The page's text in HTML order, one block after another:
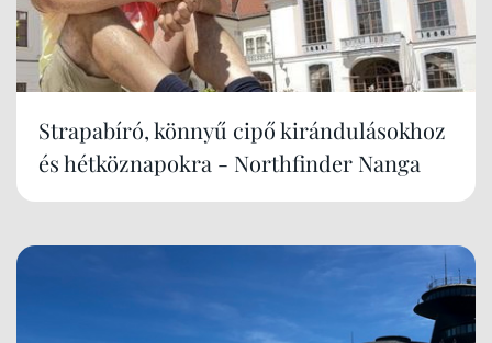
Strapabíró, könnyű cipő kirándulásokhoz
és hétköznapokra - Northfinder Nanga